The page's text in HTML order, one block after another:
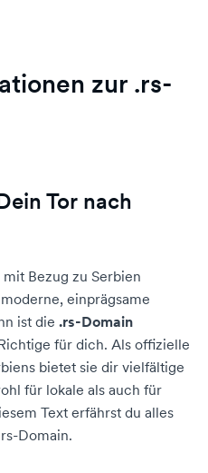
zur .rs-
Tor nach
Bezug zu Serbien
einprägsame
ist die .rs-Domain
für dich. Als offizielle
bietet sie dir vielfältige
für lokale als auch für
Text erfährst du alles
Domain.